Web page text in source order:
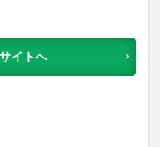
イトへ